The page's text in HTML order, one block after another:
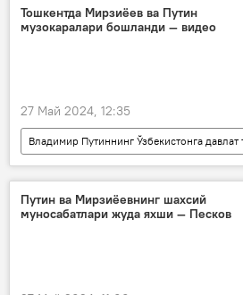
Дунё янгиликлари
Дунёда
Тошкентда Мирзиёев ва Путин
музокаралари бошланди — видео
27 Май 2024, 12:35
Сиёсат
Шавкат Мирзиёев
Владимир Путин
Тошкент
Путин ва Мирзиёевнинг шахсий
муносабатлари жуда яхши — Песков